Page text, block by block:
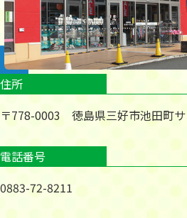
住所
〒778-0003 徳島県三好市池田町
電話番号
0883-72-8211